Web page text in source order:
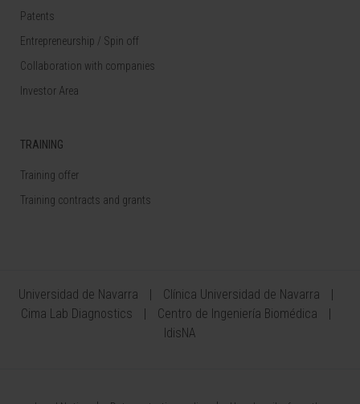
Patents
Entrepreneurship / Spin off
Collaboration with companies
Investor Area
TRAINING
Training offer
Training contracts and grants
Universidad de Navarra
Clínica Universidad de Navarra
Cima Lab Diagnostics
Centro de Ingeniería Biomédica
IdisNA